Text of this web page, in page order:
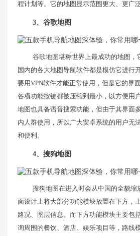
程计划等。它的地图显示范围更大、更广泛
3、谷歌地图
谷歌地图堪称世界上最成功的地图，
国内的各大地图导航软件都是模仿它进行
要用VPN软件才能正常使用，但是它的界
各项功能按键都被压缩到最小，以方便用
地图也具备语音搜索功能，但由于其界面
内人群使用，所以广大安卓系统的用户无
和便利。
4、搜狗地图
搜狗地图在进入时会从中国的全貌缩
面设计上将大部分功能模块放置在下方，
路况、图层信息。而下方功能模块主要包
询周围的餐饮、酒店、娱乐项目等，路线